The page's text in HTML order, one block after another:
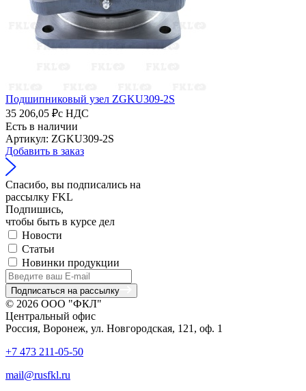
Подшипниковый узел ZGKU309-2S
35 206,05 ₽с НДС
Есть в наличии
Артикул: ZGKU309-2S
Добавить в заказ
Спасибо, вы подписались на
рассылку FKL
Подпишись,
чтобы быть в курсе дел
Новости
Статьи
Новинки продукции
Подписаться на рассылку
© 2026 ООО "ФКЛ"
Центральный офис
Россия, Воронеж, ул. Новгородская, 121, оф. 1
+7 473 211-05-50
mail@rusfkl.ru